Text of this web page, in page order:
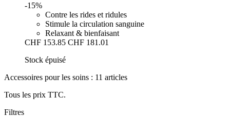
-15%
Contre les rides et ridules
Stimule la circulation sanguine
Relaxant & bienfaisant
CHF 153.85 CHF 181.01
Stock épuisé
Accessoires pour les soins : 11 articles
Tous les prix TTC.
Filtres